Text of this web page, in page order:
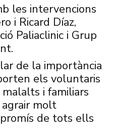
les intervencions
i Ricard Díaz,
Paliaclinic i Grup
de la importància
els voluntaris
i familiars
molt
de tots ells